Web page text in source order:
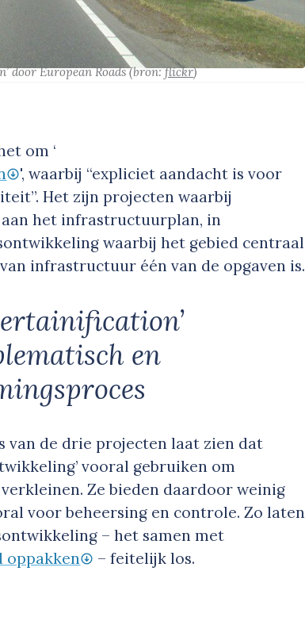
door European Roads(bron:flickr)
om ‘
', waarbij “expliciet aandacht is voor
Het zijn projecten waarbij
aan het infrastructuurplan, in
waarbij het gebied centraal
infrastructuur één van de opgaven is.
en
van de drie projecten laat zien dat
vooral gebruiken om
Ze bieden daardoor weinig
voor beheersing en controle. Zo laten
– het samen met
oppakken – feitelijk los.